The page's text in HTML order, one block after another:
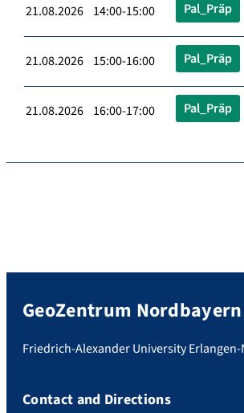
21.08.2026 14:00-15:00 Pal_Präp
21.08.2026 15:00-16:00 Pal_Präp
21.08.2026 16:00-17:00 Pal_Präp
GeoZentrum Nordbayern
Friedrich-Alexander University
Contact and Directions